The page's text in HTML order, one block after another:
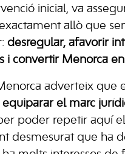
inicial, va
allò que
desregular, afavorir
i convertir Menorca en
adverteix que
equiparar el marc
poder repetir aquí
desmesurat que ha